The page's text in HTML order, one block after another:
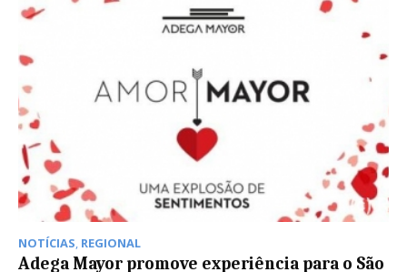
NOTÍCIAS, REGIONAL
Adega Mayor promove experiência para o São